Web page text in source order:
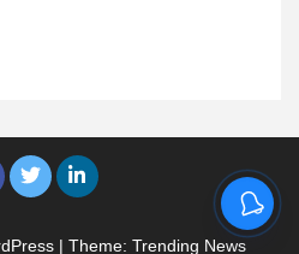
| Theme: Trending News